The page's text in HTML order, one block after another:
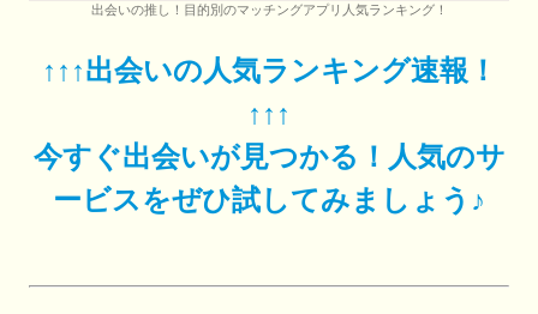
出会いの推し！目的別のマッチングアプリ人気ランキング！
↑↑↑出会いの人気ランキング速報！
↑↑↑
今すぐ出会いが見つかる！人気のサ
ービスをぜひ試してみましょう♪